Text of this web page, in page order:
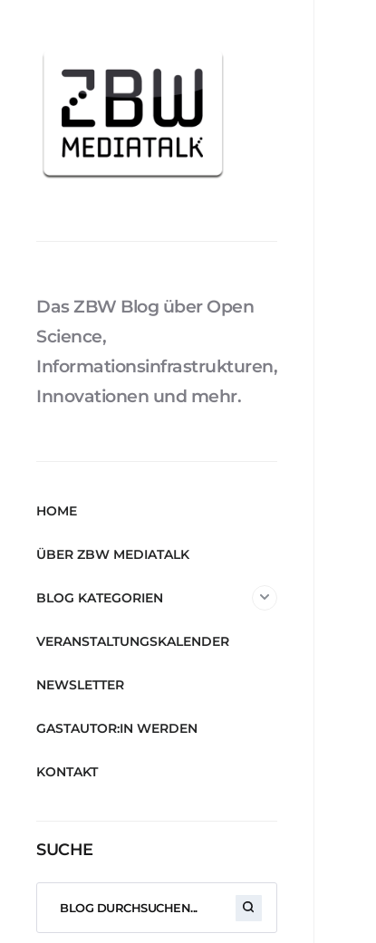
Das ZBW Blog über Open
Science,
Informationsinfrastrukturen,
Innovationen und mehr.
HOME
ÜBER ZBW MEDIATALK
BLOG KATEGORIEN
VERANSTALTUNGSKALENDER
NEWSLETTER
GASTAUTOR:IN WERDEN
KONTAKT
SUCHE